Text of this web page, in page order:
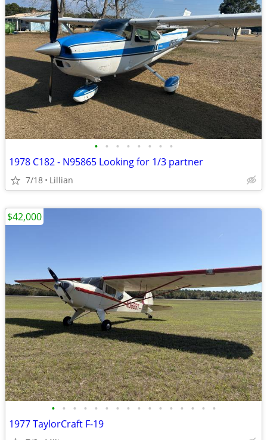
• • • • • • • •
1978 C182 - N95865 Looking for 1/3 partner
7/18 Lillian
• • • • • • • • • • • • • • • •
1977 TaylorCraft F-19
$42,000